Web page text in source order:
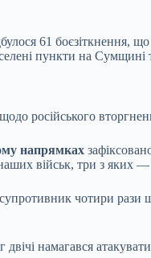
61 боєзіткнення,
пункти на
російського
напрямках
військ, три з яких
супротивник чотири рази
двічі намагався